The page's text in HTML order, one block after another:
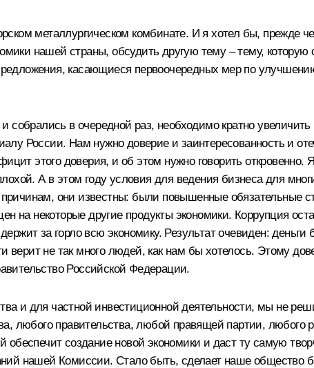
металлургическом комбинате. И я хотел бы, прежде
нашей страны, обсудить другую тему – тему, которую
касающиеся первоочередных мер по
в очередной раз, необходимо кратно
России. Нам нужно доверие и заинтересованность и
этого доверия, и об этом нужно говорить откровенно.
А в этом году условия для ведения бизнеса для
они известны: были повышенные обязательные
на некоторые другие продукты экономики. Коррупция
за горло всю экономику. Результат очевиден: деньги
не так много людей, как нам бы хотелось. Этому
Российской Федерации.
и для частной инвестиционной деятельности, мы не
любого правительства, любой правящей партии, любого
обеспечит создание новой экономики и даст ту самую
нашей Комиссии. Стало быть, сделает наше общество